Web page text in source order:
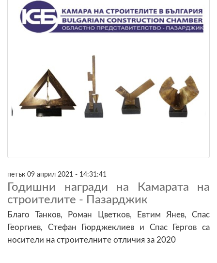
петък 09 април 2021 - 14:31:41
Годишни награди на Камарата на
строителите - Пазарджик
Благо Танков, Роман Цветков, Евтим Янев, Спас
Георгиев, Стефан Гюрджеклиев и Спас Гергов са
носители на строителните отличия за 2020